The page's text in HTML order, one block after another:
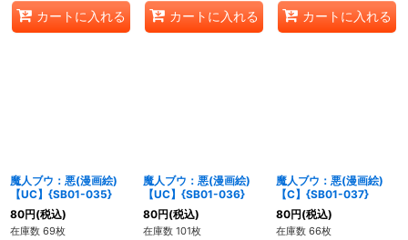
カートに入れる カートに入れる カートに入れる
魔人ブウ：悪(漫画絵)
【UC】{SB01-035}
80円(税込)
在庫数 69枚
魔人ブウ：悪(漫画絵)
【UC】{SB01-036}
80円(税込)
在庫数 101枚
魔人ブウ：悪(漫画絵)
【C】{SB01-037}
80円(税込)
在庫数 66枚